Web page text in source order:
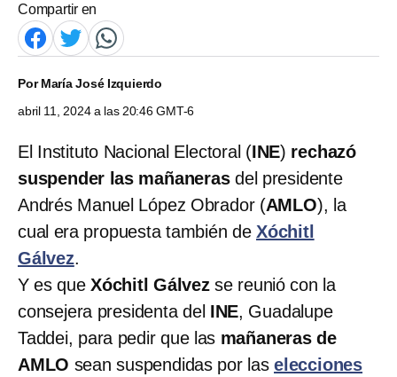
Compartir en
PorMaría José Izquierdo
abril 11, 2024 a las 20:46 GMT-6
El Instituto Nacional Electoral (INE) rechazó
suspender las mañanerasdel presidente
Andrés Manuel López Obrador (AMLO), la
cual era propuesta también deXóchitl
Gálvez.
Y es que Xóchitl Gálvezse reunió con la
consejera presidenta del INE, Guadalupe
Taddei, para pedir que las mañaneras de
AMLO sean suspendidas por laselecciones